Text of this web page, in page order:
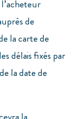
de
la carte de
délais fixés par
la date de